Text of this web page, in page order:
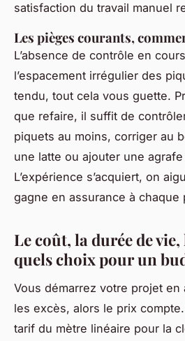
satisfaction du travail manuel
Les pièges courants,
L’absence de contrôle en
l’espacement irrégulier des
tendu, tout cela vous guette.
que refaire, il suffit de
piquets au moins, corriger au
une latte ou ajouter une
L’expérience s’acquiert, on
gagne en assurance à chaque
Le coût, la durée de
quels choix pour un
Vous démarrez votre projet en
les excès, alors le prix
tarif du mètre linéaire pour la